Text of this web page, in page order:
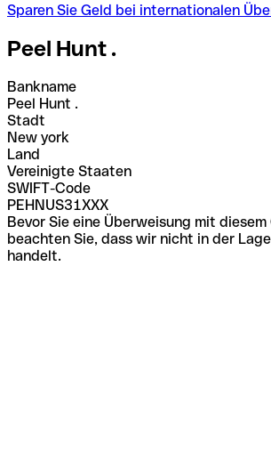
Sparen Sie Geld bei internationalen
Peel Hunt .
Bankname
Peel Hunt .
Stadt
New york
Land
Vereinigte Staaten
SWIFT-Code
PEHNUS31XXX
Bevor Sie eine Überweisung mit
beachten Sie, dass wir nicht in der
handelt.